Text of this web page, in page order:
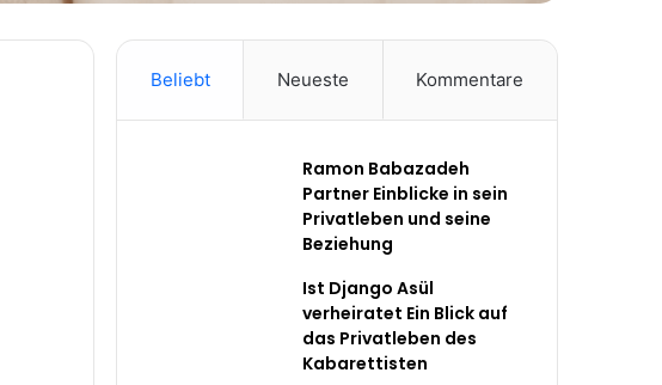
Beliebt Neueste Kommentare
Ramon Babazadeh
Partner Einblicke in sein
Privatleben und seine
Beziehung
Ist Django Asül
verheiratet Ein Blick auf
das Privatleben des
Kabarettisten